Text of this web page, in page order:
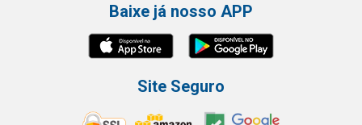
Baixe já nosso APP
Site Seguro